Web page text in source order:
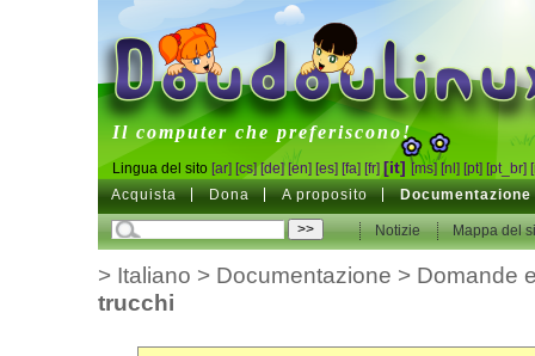
DoudouLinux
Il computer che preferiscono!
Lingua del sito [ar] [cs] [de] [en] [es] [fa] [fr] [it] [ms] [nl] [pt] [pt_br]
Acquista Dona A proposito Documentazione
Notizie Mappa del
> Italiano > Documentazione > Domande
trucchi